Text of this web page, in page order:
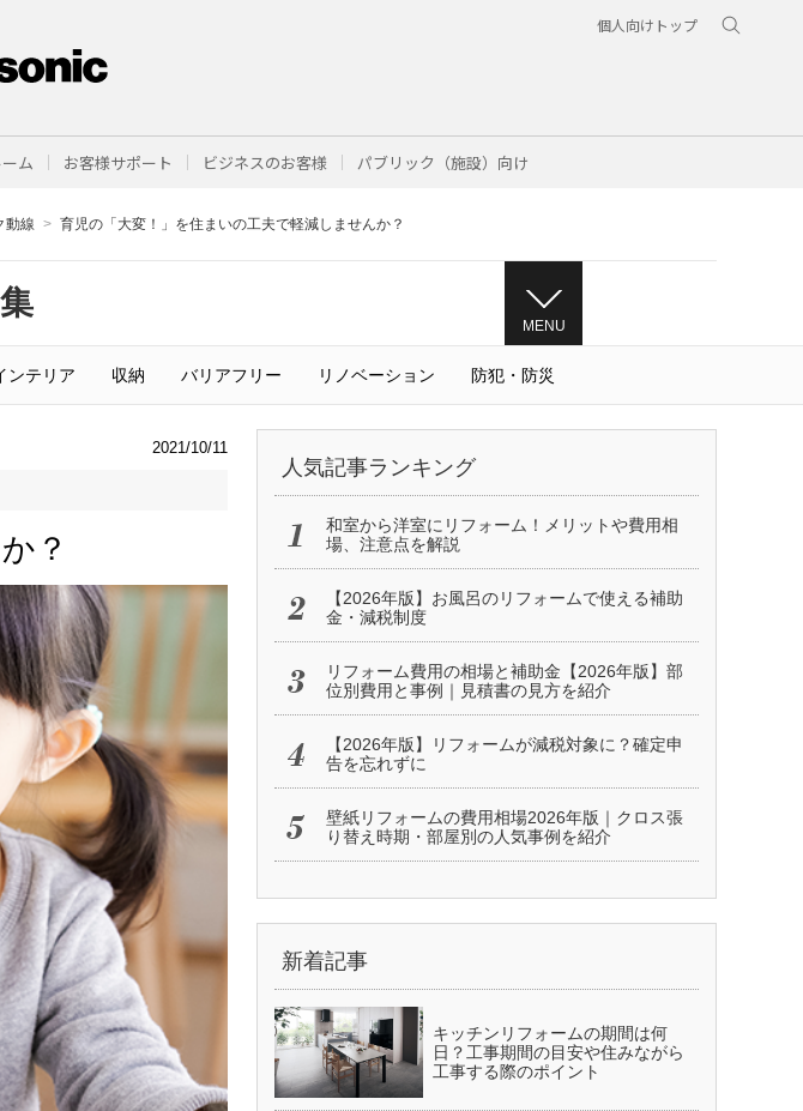
個人向けトップ
ム お客様サポート ビジネスのお客様 パブリック（施設）向け
動線 育児の「大変！」を住まいの工夫で軽減しませんか？
MENU
ンテリア 収納 バリアフリー リノベーション 防犯・防災
2021/10/11
？
人気記事ランキング
和室から洋室にリフォーム！メリットや費用相
場、注意点を解説
【2026年版】お風呂のリフォームで使える補助
金・減税制度
リフォーム費用の相場と補助金【2026年版】部
位別費用と事例｜見積書の見方を紹介
【2026年版】リフォームが減税対象に？確定申
告を忘れずに
壁紙リフォームの費用相場2026年版｜クロス張
り替え時期・部屋別の人気事例を紹介
新着記事
キッチンリフォームの期間は何
日？工事期間の目安や住みながら
工事する際のポイント